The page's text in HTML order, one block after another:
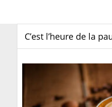
C’est l’heure de la